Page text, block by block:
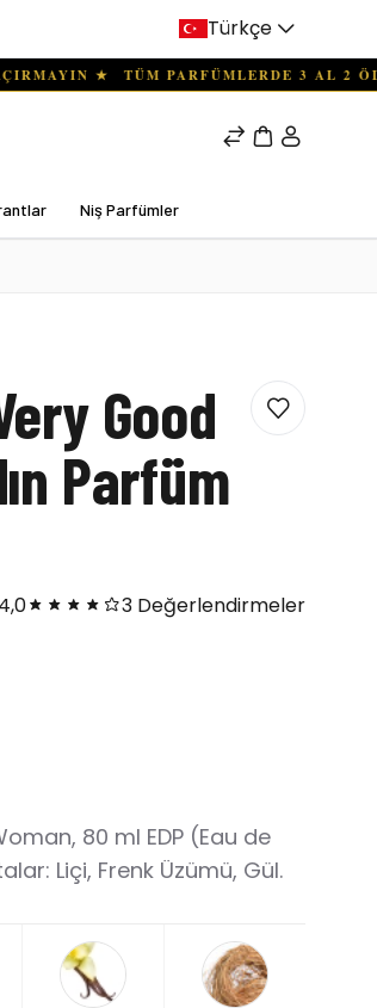
Türkçe
Niş Parfümler
Good
Parfüm
4,0 3 Değerlendirmeler
80 ml EDP (Eau de
Liçi, Frenk Üzümü, Gül.